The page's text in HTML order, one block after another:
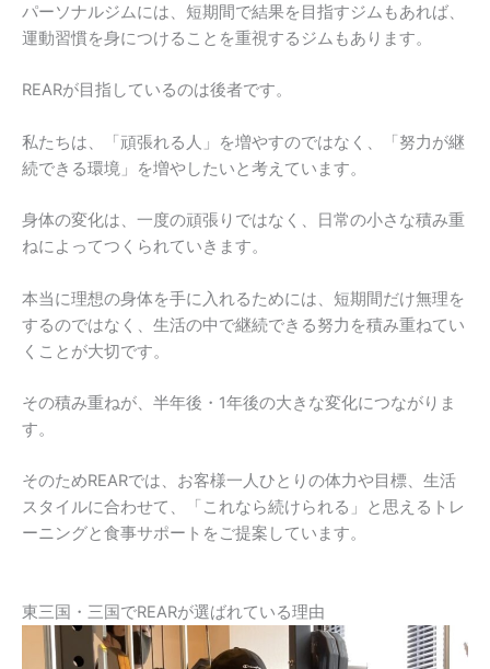
パーソナルジムには、短期間で結果を目指すジムもあれば、
運動習慣を身につけることを重視するジムもあります。
REARが目指しているのは後者です。
私たちは、「頑張れる人」を増やすのではなく、「努力が継
続できる環境」を増やしたいと考えています。
身体の変化は、一度の頑張りではなく、日常の小さな積み重
ねによってつくられていきます。
本当に理想の身体を手に入れるためには、短期間だけ無理を
するのではなく、生活の中で継続できる努力を積み重ねてい
くことが大切です。
その積み重ねが、半年後・1年後の大きな変化につながりま
す。
そのためREARでは、お客様一人ひとりの体力や目標、生活
スタイルに合わせて、「これなら続けられる」と思えるトレ
ーニングと食事サポートをご提案しています。
東三国・三国でREARが選ばれている理由